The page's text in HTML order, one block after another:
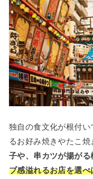
独自の食文化が根付
るお好み焼きやたこ焼
子や、串カツが揚が
ブ感溢れるお店を選